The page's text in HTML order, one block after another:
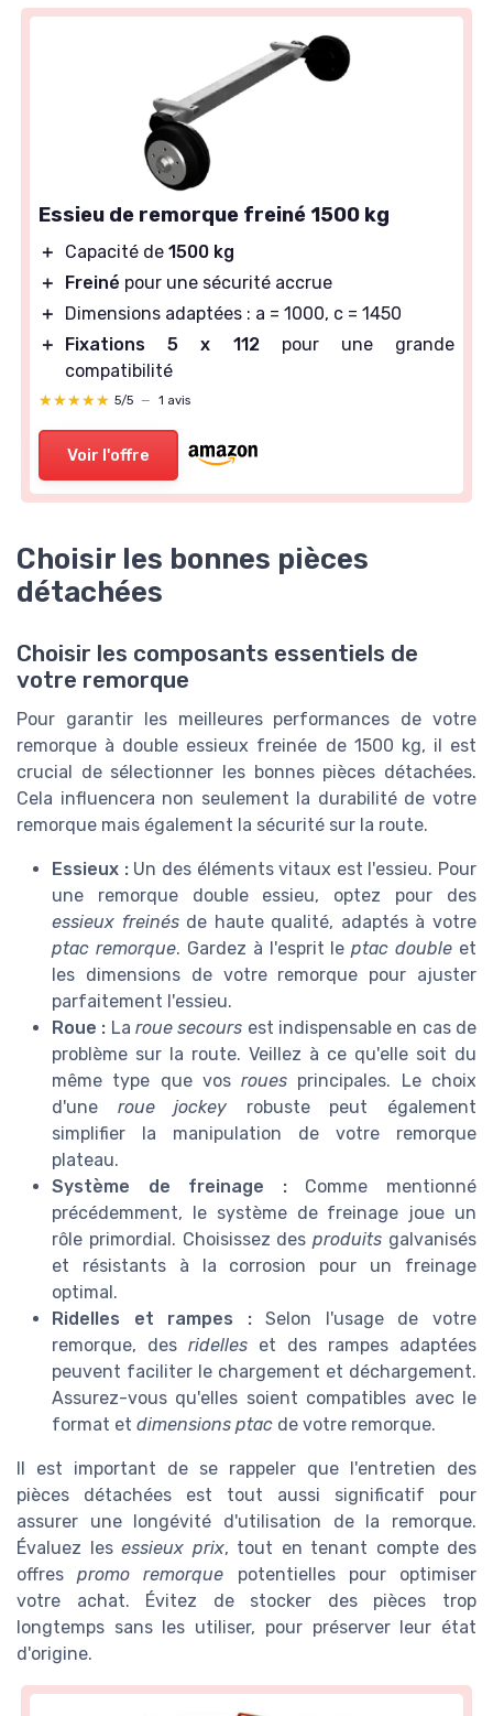
Essieu de remorque freiné 1500 kg
＋ Capacité de 1500 kg
＋
Freiné pour une sécurité accrue
＋
Dimensions adaptées : a = 1000, c = 1450
＋
Fixations 5 x 112pour une grande
compatibilité
★★★★★
★★★★★ 5/5 — 1 avis
Voir l'offre
Choisir les bonnes pièces
détachées
Choisir les composants essentiels de
votre remorque
Pour garantir les meilleures performances de votre
remorque à double essieux freinée de 1500 kg, il est
crucial de sélectionner les bonnes pièces détachées.
Cela influencera non seulement la durabilité de votre
remorque mais également la sécurité sur la route.
Essieux :Un des éléments vitaux est l'essieu. Pour
une remorque double essieu, optez pour des
essieux freinésde haute qualité, adaptés à votre
ptac remorque. Gardez à l'esprit leptac double et
les dimensions de votre remorque pour ajuster
parfaitement l'essieu.
Roue : Laroue secours est indispensable en cas de
problème sur la route. Veillez à ce qu'elle soit du
même type que vosroues principales. Le choix
d'une roue jockey robuste peut également
simplifier la manipulation de votre remorque
plateau.
Système de freinage :Comme mentionné
précédemment, le système de freinage joue un
rôle primordial. Choisissez desproduits galvanisés
et résistants à la corrosion pour un freinage
optimal.
Ridelles et rampes :Selon l'usage de votre
remorque, des ridelles et des rampes adaptées
peuvent faciliter le chargement et déchargement.
Assurez-vous qu'elles soient compatibles avec le
format et dimensions ptac de votre remorque.
Il est important de se rappeler que l'entretien des
pièces détachées est tout aussi significatif pour
assurer une longévité d'utilisation de la remorque.
Évaluez les essieux prix, tout en tenant compte des
offrespromo remorque potentielles pour optimiser
votre achat. Évitez de stocker des pièces trop
longtemps sans les utiliser, pour préserver leur état
d'origine.